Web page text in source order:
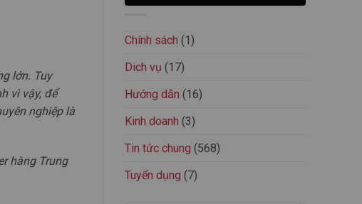
lớn. Tuy
vì vậy, để
nghiệp là
hàng Trung
Chính sách (1)
Dich vụ (17)
Hướng dẫn (16)
Kinh doanh (3)
Tin tức chung (568)
Tuyển dụng (7)